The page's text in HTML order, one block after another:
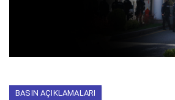
BASIN AÇIKLAMALARI